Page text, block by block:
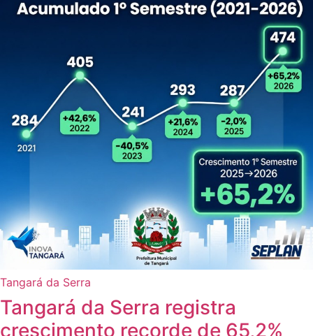
Tangará da Serra
Tangará da Serra registra
crescimento recorde de 65,2%